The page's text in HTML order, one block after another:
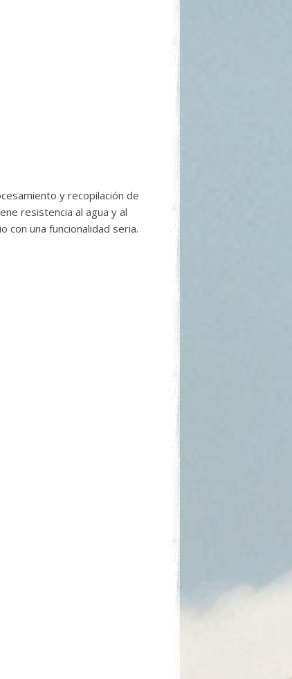
y recopilación de
resistencia al agua y al
una funcionalidad seria.